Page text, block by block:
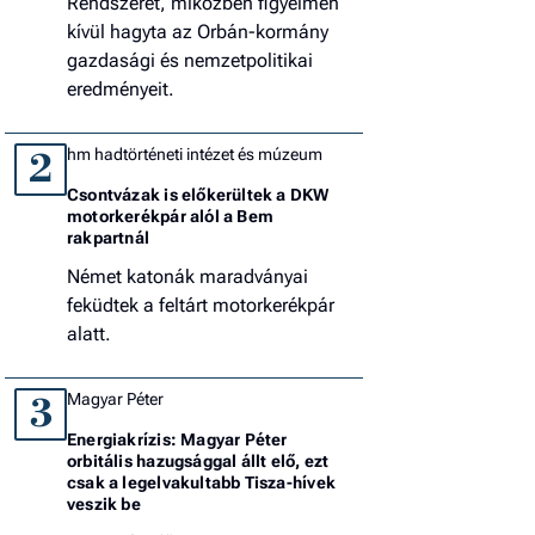
kívül hagyta az Orbán-kormány
gazdasági és nemzetpolitikai
eredményeit.
2 hm hadtörténeti intézet és múzeum
Csontvázak is előkerültek a DKW
motorkerékpár alól a Bem
rakpartnál
Német katonák maradványai
feküdtek a feltárt motorkerékpár
alatt.
3 Magyar Péter
Energiakrízis: Magyar Péter
orbitális hazugsággal állt elő, ezt
csak a legelvakultabb Tisza-hívek
veszik be